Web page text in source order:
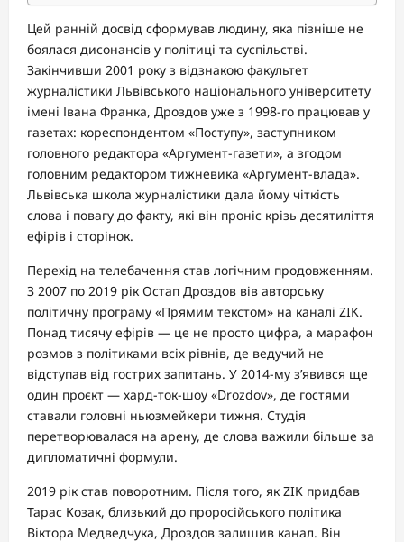
Цей ранній досвід сформував людину, яка пізніше не
боялася дисонансів у політиці та суспільстві.
Закінчивши 2001 року з відзнакою факультет
журналістики Львівського національного університету
імені Івана Франка, Дроздов уже з 1998-го працював у
газетах: кореспондентом «Поступу», заступником
головного редактора «Аргумент-газети», а згодом
головним редактором тижневика «Аргумент-влада».
Львівська школа журналістики дала йому чіткість
слова і повагу до факту, які він проніс крізь десятиліття
ефірів і сторінок.
Перехід на телебачення став логічним продовженням.
З 2007 по 2019 рік Остап Дроздов вів авторську
політичну програму «Прямим текстом» на каналі ZIK.
Понад тисячу ефірів — це не просто цифра, а марафон
розмов з політиками всіх рівнів, де ведучий не
відступав від гострих запитань. У 2014-му з’явився ще
один проєкт — хард-ток-шоу «Drozdov», де гостями
ставали головні ньюзмейкери тижня. Студія
перетворювалася на арену, де слова важили більше за
дипломатичні формули.
2019 рік став поворотним. Після того, як ZIK придбав
Тарас Козак, близький до проросійського політика
Віктора Медведчука, Дроздов залишив канал. Він